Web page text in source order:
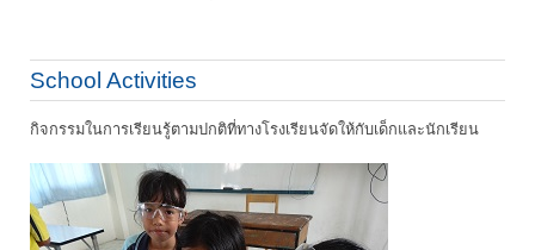
School Activities
กิจกรรมในการเรียนรู้ตามปกติที่ทางโรงเรียนจัดให้กับเด็กและนักเรียน